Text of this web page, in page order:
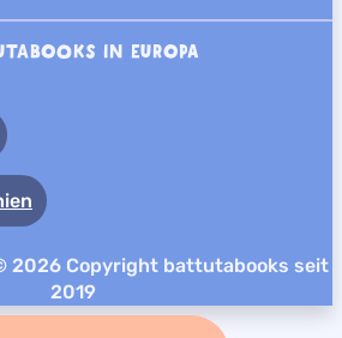
IN EUROPA
2026 Copyright battutabooks seit
2019